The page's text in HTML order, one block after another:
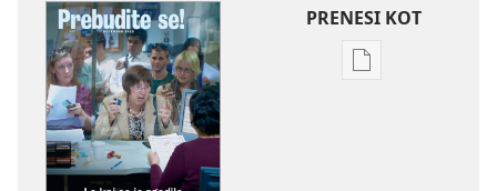
PRENESI KOT
Možnosti